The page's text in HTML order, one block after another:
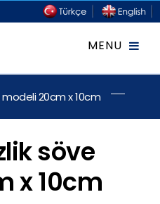
20cm x 10cm
söve
x 10cm